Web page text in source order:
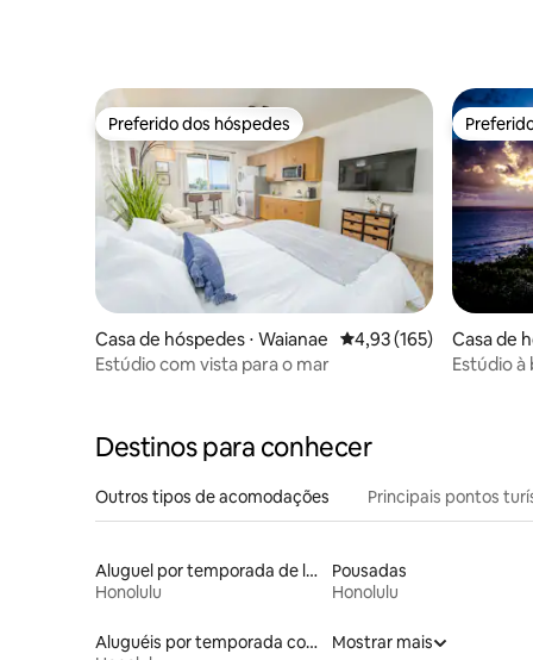
Preferido dos hóspedes
Preferido dos hóspedes
Casa de hóspedes ⋅ Waianae 4,93 de uma avaliação
4,93 (165)
Estúdio com vista para o mar
Casa de
Estúdio
Destinos para conhecer
Outros tipos de acomodações Principais pontos
Aluguel por temporada de lofts
Honolulu
Pousadas
Honolulu
Aluguéis por temporada com banheira de hidromassagem
Mostrar mais